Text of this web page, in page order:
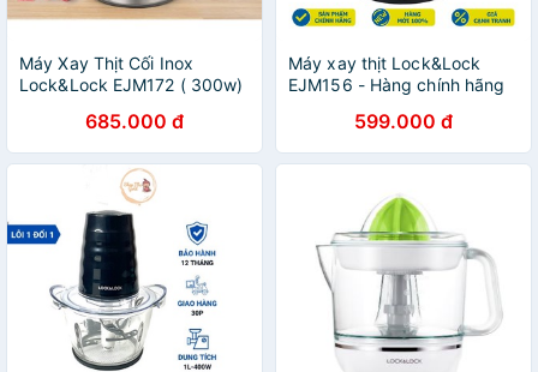
Máy Xay Thịt Cối Inox
Lock&Lock EJM172 ( 300w)
685.000 đ
Máy xay thịt Lock&Lock
EJM156 - Hàng chính hãng
599.000 đ